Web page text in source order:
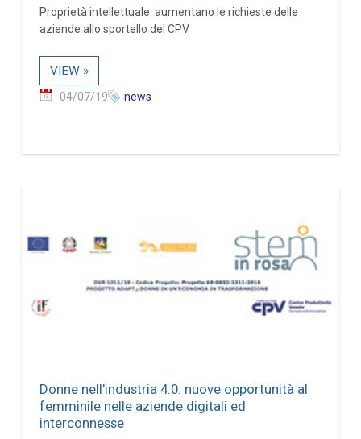
Proprietà intellettuale: aumentano le richieste delle
aziende allo sportello del CPV
VIEW »
04/07/19 news
Donne nell'industria 4.0: nuove opportunità al
femminile nelle aziende digitali ed
interconnesse